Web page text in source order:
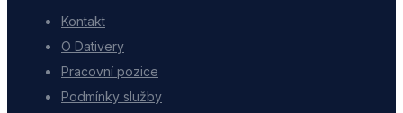
Kontakt
O Dativery
Pracovní pozice
Podmínky služby